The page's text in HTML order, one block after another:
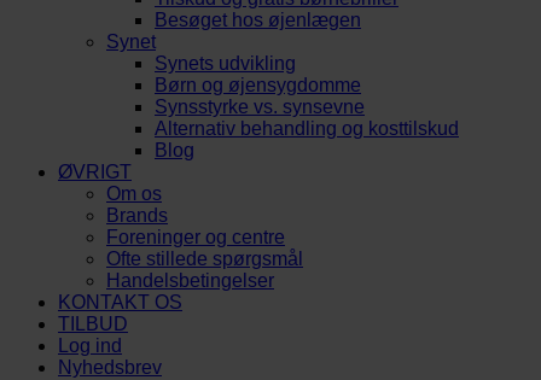
Besøget hos øjenlægen
Synet
Synets udvikling
Børn og øjensygdomme
Synsstyrke vs. synsevne
Alternativ behandling og kosttilskud
Blog
ØVRIGT
Om os
Brands
Foreninger og centre
Ofte stillede spørgsmål
Handelsbetingelser
KONTAKT OS
TILBUD
Log ind
Nyhedsbrev